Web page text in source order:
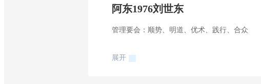
阿东1976刘世东
管理要会：顺势、明道、优术、践行、合众
展开